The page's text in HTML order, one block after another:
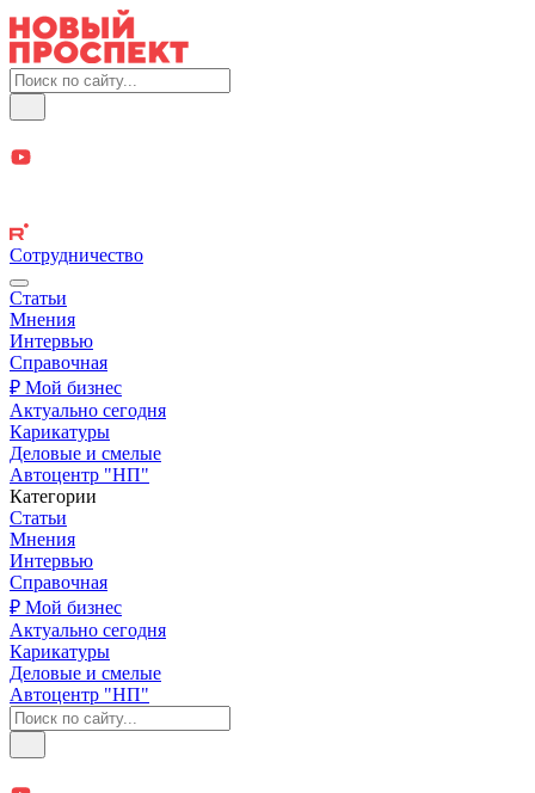
Сотрудничество
Статьи
Мнения
Интервью
Справочная
₽ Мой бизнес
Актуально сегодня
Карикатуры
Деловые и смелые
Автоцентр "НП"
Категории
Статьи
Мнения
Интервью
Справочная
₽ Мой бизнес
Актуально сегодня
Карикатуры
Деловые и смелые
Автоцентр "НП"